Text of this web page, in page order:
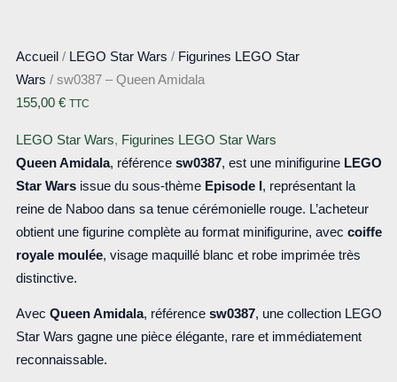
Accueil / LEGO Star Wars / Figurines LEGO Star
Wars / sw0387 – Queen Amidala
155,00 € TTC
LEGO Star Wars, Figurines LEGO Star Wars
Queen Amidala, référence sw0387, est une minifigurine LEGO
Star Warsissue du sous-thème Episode I , représentant la
reine de Naboo dans sa tenue cérémonielle rouge. L’acheteur
obtient une figurine complète au format minifigurine, avec coiffe
royale moulée, visage maquillé blanc et robe imprimée très
distinctive.
Avec Queen Amidala, référence sw0387, une collection LEGO
Star Wars gagne une pièce élégante, rare et immédiatement
reconnaissable.